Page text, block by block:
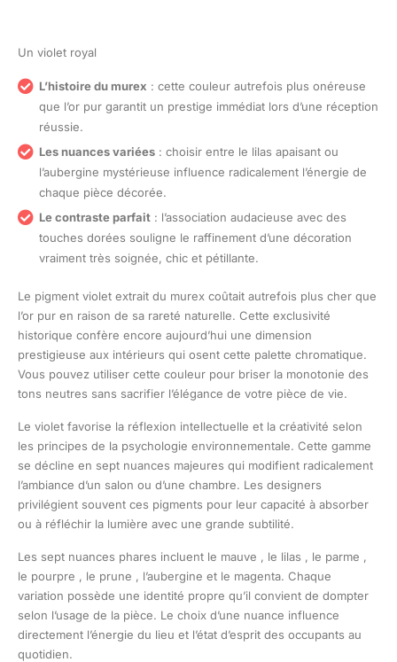
Un violet royal
L’histoire du murex : cette couleur autrefois plus onéreuse
que l’or pur garantit un prestige immédiat lors d’une réception
réussie.
Les nuances variées : choisir entre le lilas apaisant ou
l’aubergine mystérieuse influence radicalement l’énergie de
chaque pièce décorée.
Le contraste parfait : l’association audacieuse avec des
touches dorées souligne le raffinement d’une décoration
vraiment très soignée, chic et pétillante.
Le pigment violet extrait du murex coûtait autrefois plus cher que
l’or pur en raison de sa rareté naturelle. Cette exclusivité
historique confère encore aujourd’hui une dimension
prestigieuse aux intérieurs qui osent cette palette chromatique.
Vous pouvez utiliser cette couleur pour briser la monotonie des
tons neutres sans sacrifier l’élégance de votre pièce de vie.
Le violet favorise la réflexion intellectuelle et la créativité selon
les principes de la psychologie environnementale. Cette gamme
se décline en sept nuances majeures qui modifient radicalement
l’ambiance d’un salon ou d’une chambre. Les designers
privilégient souvent ces pigments pour leur capacité à absorber
ou à réfléchir la lumière avec une grande subtilité.
Les sept nuances phares incluent le mauve , le lilas , le parme ,
le pourpre , le prune , l’aubergine et le magenta. Chaque
variation possède une identité propre qu’il convient de dompter
selon l’usage de la pièce. Le choix d’une nuance influence
directement l’énergie du lieu et l’état d’esprit des occupants au
quotidien.